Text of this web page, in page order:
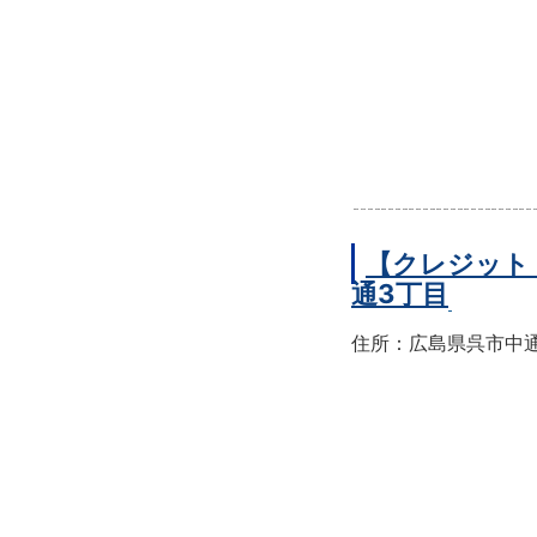
【クレジッ
通3丁目
住所：広島県呉市中